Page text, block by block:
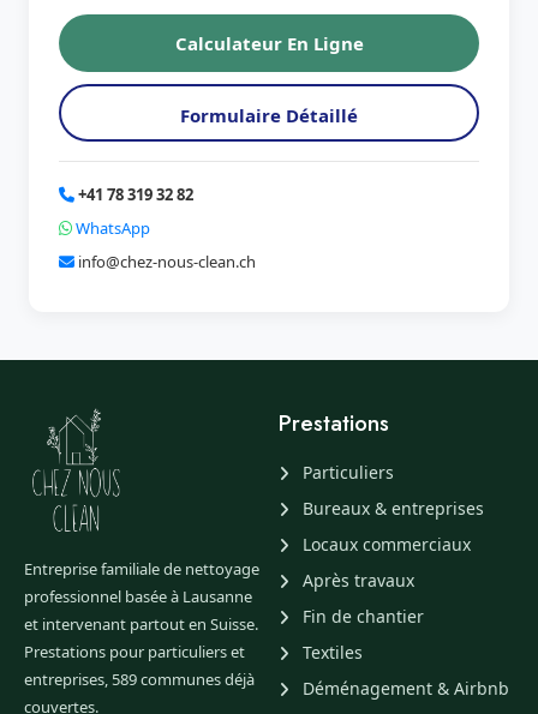
Calculateur En Ligne
Formulaire Détaillé
+41 78 319 32 82
WhatsApp
info@chez-nous-clean.ch
Entreprise familiale de nettoyage
professionnel basée à Lausanne
et intervenant partout en Suisse.
Prestations pour particuliers et
entreprises, 589 communes déjà
couvertes.
Prestations
Particuliers
Bureaux & entreprises
Locaux commerciaux
Après travaux
Fin de chantier
Textiles
Déménagement & Airbnb